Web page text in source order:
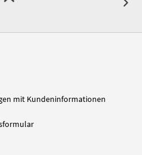
mit Kundeninformationen